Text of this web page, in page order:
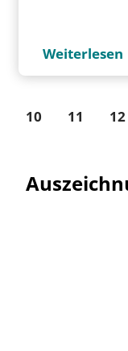
Weiterlesen
10 11 12